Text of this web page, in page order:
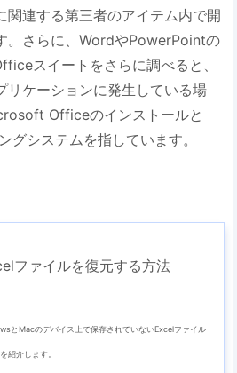
関連する第三者のアイテム内で開
。さらに、WordやPowerPointの
スイートをさらに調べると、
リケーションに発生している場
Officeのインストールと
グシステムを指しています。
ファイルを復元する方法
とMacのデバイス上で保存されていないExcelファイル
紹介します。